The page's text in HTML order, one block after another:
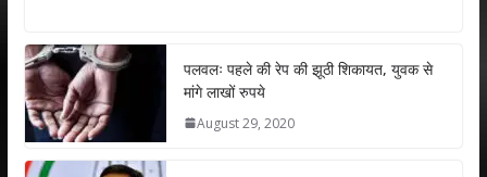
at
s
A
p
e
b
o
er e
dI
n
l e
पलवलः पहले की रेप की झूठी शिकायत, युवक से
मांगे लाखों रुपये
August 29, 2020